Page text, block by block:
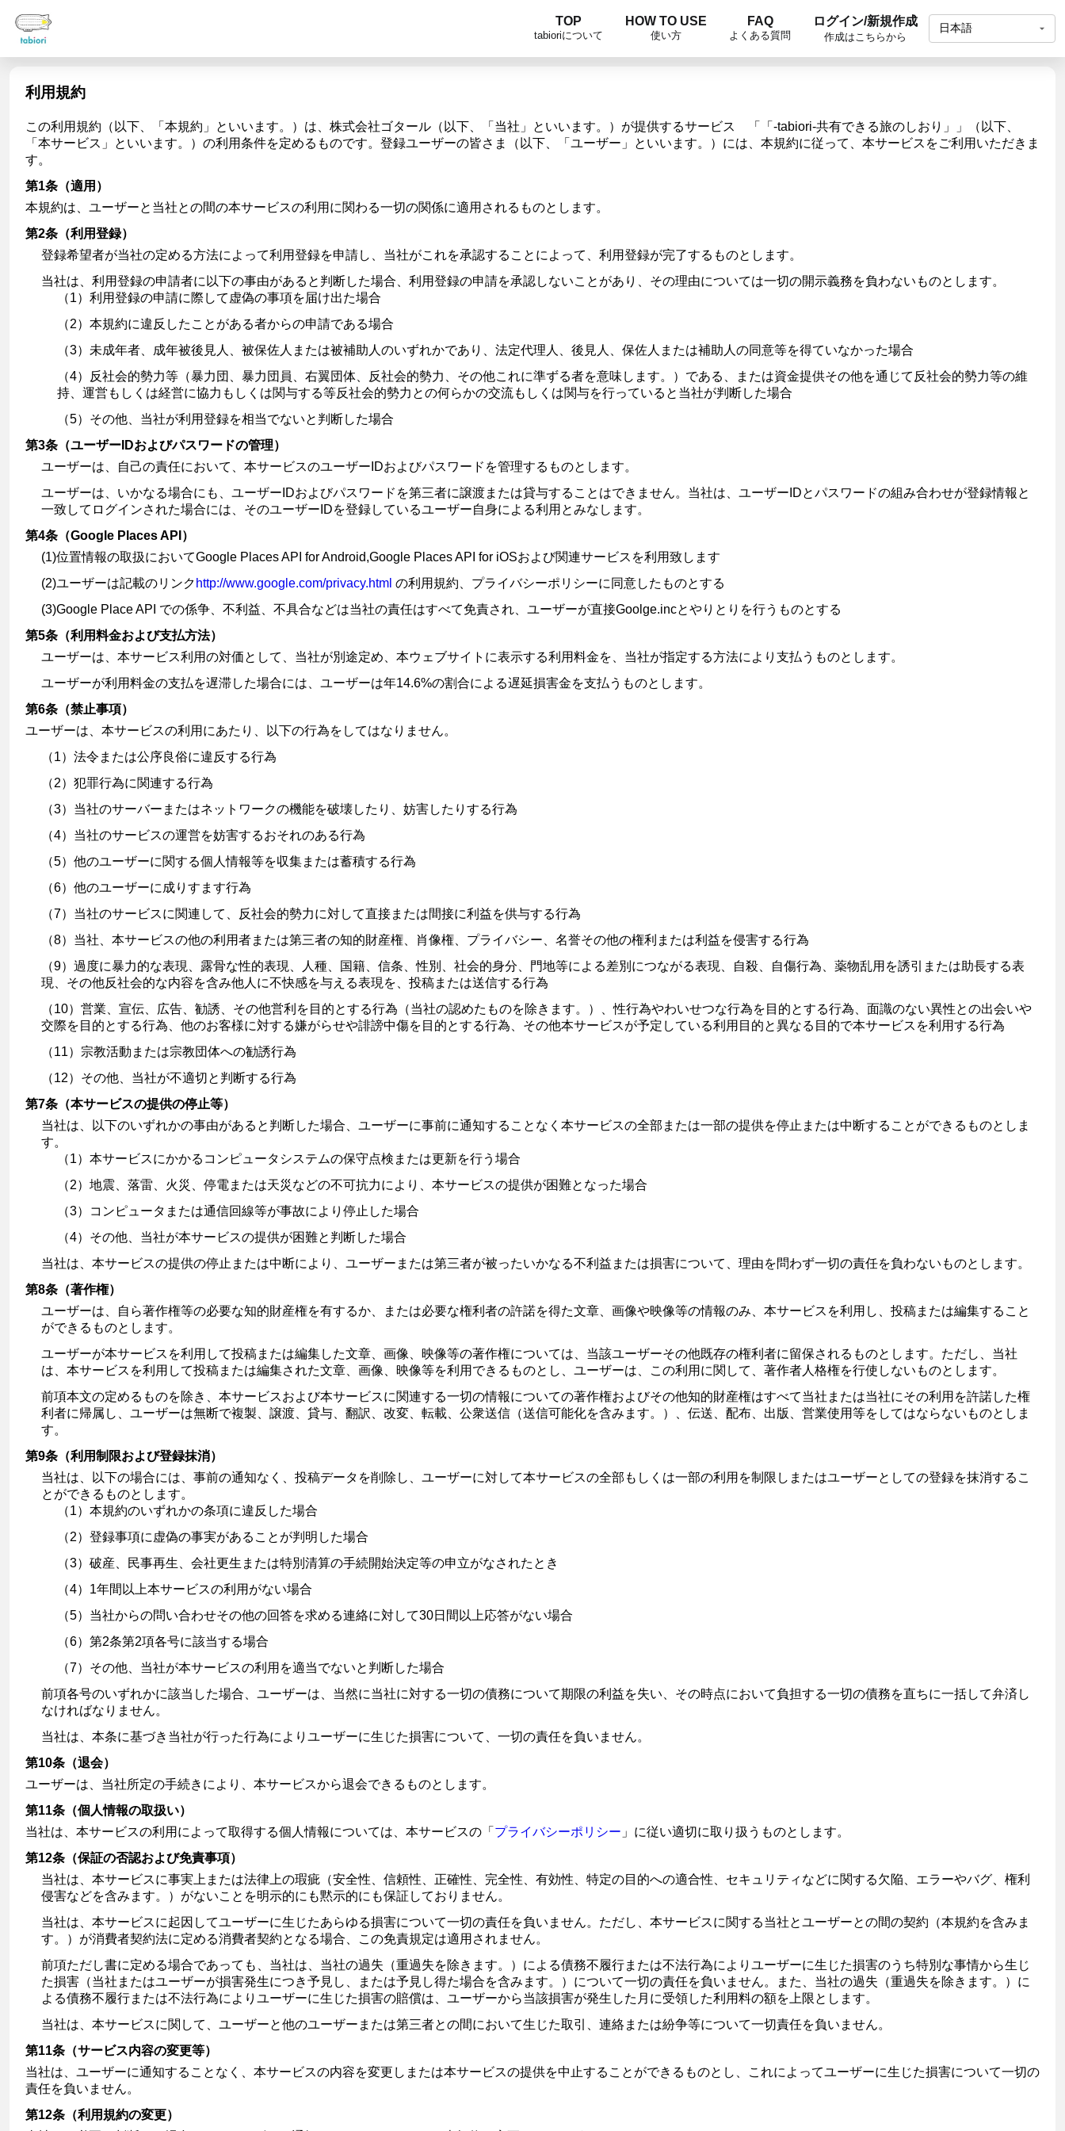
TOP
tabioriについて
HOW TO USE
使い方
FAQ
よくある質問
ログイン/新規作成
作成はこちらから
利用規約
この利用規約（以下、「本規約」といいます。）は、株式会社ゴタール（以下、「当社」といいます。）が提供するサービス 「「-tabiori-共有できる旅のしおり」」（以下、
「本サービス」といいます。）の利用条件を定めるものです。登録ユーザーの皆さま（以下、「ユーザー」といいます。）には、本規約に従って、本サービスをご利用いただきま
す。
第1条（適用）
本規約は、ユーザーと当社との間の本サービスの利用に関わる一切の関係に適用されるものとします。
第2条（利用登録）
登録希望者が当社の定める方法によって利用登録を申請し、当社がこれを承認することによって、利用登録が完了するものとします。
当社は、利用登録の申請者に以下の事由があると判断した場合、利用登録の申請を承認しないことがあり、その理由については一切の開示義務を負わないものとします。
（1）利用登録の申請に際して虚偽の事項を届け出た場合
（2）本規約に違反したことがある者からの申請である場合
（3）未成年者、成年被後見人、被保佐人または被補助人のいずれかであり、法定代理人、後見人、保佐人または補助人の同意等を得ていなかった場合
（4）反社会的勢力等（暴力団、暴力団員、右翼団体、反社会的勢力、その他これに準ずる者を意味します。）である、または資金提供その他を通じて反社会的勢力等の維
持、運営もしくは経営に協力もしくは関与する等反社会的勢力との何らかの交流もしくは関与を行っていると当社が判断した場合
（5）その他、当社が利用登録を相当でないと判断した場合
第3条（ユーザーIDおよびパスワードの管理）
ユーザーは、自己の責任において、本サービスのユーザーIDおよびパスワードを管理するものとします。
ユーザーは、いかなる場合にも、ユーザーIDおよびパスワードを第三者に譲渡または貸与することはできません。当社は、ユーザーIDとパスワードの組み合わせが登録情報と
一致してログインされた場合には、そのユーザーIDを登録しているユーザー自身による利用とみなします。
第4条（Google Places API）
(1)位置情報の取扱においてGoogle Places API for Android,Google Places API for iOSおよび関連サービスを利用致します
(2)ユーザーは記載のリンク http://www.google.com/privacy.html の利用規約、プライバシーポリシーに同意したものとする
(3)Google Place API での係争、不利益、不具合などは当社の責任はすべて免責され、ユーザーが直接Goolge.incとやりとりを行うものとする
第5条（利用料金および支払方法）
ユーザーは、本サービス利用の対価として、当社が別途定め、本ウェブサイトに表示する利用料金を、当社が指定する方法により支払うものとします。
ユーザーが利用料金の支払を遅滞した場合には、ユーザーは年14.6%の割合による遅延損害金を支払うものとします。
第6条（禁止事項）
ユーザーは、本サービスの利用にあたり、以下の行為をしてはなりません。
（1）法令または公序良俗に違反する行為
（2）犯罪行為に関連する行為
（3）当社のサーバーまたはネットワークの機能を破壊したり、妨害したりする行為
（4）当社のサービスの運営を妨害するおそれのある行為
（5）他のユーザーに関する個人情報等を収集または蓄積する行為
（6）他のユーザーに成りすます行為
（7）当社のサービスに関連して、反社会的勢力に対して直接または間接に利益を供与する行為
（8）当社、本サービスの他の利用者または第三者の知的財産権、肖像権、プライバシー、名誉その他の権利または利益を侵害する行為
（9）過度に暴力的な表現、露骨な性的表現、人種、国籍、信条、性別、社会的身分、門地等による差別につながる表現、自殺、自傷行為、薬物乱用を誘引または助長する表
現、その他反社会的な内容を含み他人に不快感を与える表現を、投稿または送信する行為
（10）営業、宣伝、広告、勧誘、その他営利を目的とする行為（当社の認めたものを除きます。）、性行為やわいせつな行為を目的とする行為、面識のない異性との出会いや
交際を目的とする行為、他のお客様に対する嫌がらせや誹謗中傷を目的とする行為、その他本サービスが予定している利用目的と異なる目的で本サービスを利用する行為
（11）宗教活動または宗教団体への勧誘行為
（12）その他、当社が不適切と判断する行為
第7条（本サービスの提供の停止等）
当社は、以下のいずれかの事由があると判断した場合、ユーザーに事前に通知することなく本サービスの全部または一部の提供を停止または中断することができるものとしま
す。
（1）本サービスにかかるコンピュータシステムの保守点検または更新を行う場合
（2）地震、落雷、火災、停電または天災などの不可抗力により、本サービスの提供が困難となった場合
（3）コンピュータまたは通信回線等が事故により停止した場合
（4）その他、当社が本サービスの提供が困難と判断した場合
当社は、本サービスの提供の停止または中断により、ユーザーまたは第三者が被ったいかなる不利益または損害について、理由を問わず一切の責任を負わないものとします。
第8条（著作権）
ユーザーは、自ら著作権等の必要な知的財産権を有するか、または必要な権利者の許諾を得た文章、画像や映像等の情報のみ、本サービスを利用し、投稿または編集すること
ができるものとします。
ユーザーが本サービスを利用して投稿または編集した文章、画像、映像等の著作権については、当該ユーザーその他既存の権利者に留保されるものとします。ただし、当社
は、本サービスを利用して投稿または編集された文章、画像、映像等を利用できるものとし、ユーザーは、この利用に関して、著作者人格権を行使しないものとします。
前項本文の定めるものを除き、本サービスおよび本サービスに関連する一切の情報についての著作権およびその他知的財産権はすべて当社または当社にその利用を許諾した権
利者に帰属し、ユーザーは無断で複製、譲渡、貸与、翻訳、改変、転載、公衆送信（送信可能化を含みます。）、伝送、配布、出版、営業使用等をしてはならないものとしま
す。
第9条（利用制限および登録抹消）
当社は、以下の場合には、事前の通知なく、投稿データを削除し、ユーザーに対して本サービスの全部もしくは一部の利用を制限しまたはユーザーとしての登録を抹消するこ
とができるものとします。
（1）本規約のいずれかの条項に違反した場合
（2）登録事項に虚偽の事実があることが判明した場合
（3）破産、民事再生、会社更生または特別清算の手続開始決定等の申立がなされたとき
（4）1年間以上本サービスの利用がない場合
（5）当社からの問い合わせその他の回答を求める連絡に対して30日間以上応答がない場合
（6）第2条第2項各号に該当する場合
（7）その他、当社が本サービスの利用を適当でないと判断した場合
前項各号のいずれかに該当した場合、ユーザーは、当然に当社に対する一切の債務について期限の利益を失い、その時点において負担する一切の債務を直ちに一括して弁済し
なければなりません。
当社は、本条に基づき当社が行った行為によりユーザーに生じた損害について、一切の責任を負いません。
第10条（退会）
ユーザーは、当社所定の手続きにより、本サービスから退会できるものとします。
第11条（個人情報の取扱い）
当社は、本サービスの利用によって取得する個人情報については、本サービスの「 プライバシーポリシー 」に従い適切に取り扱うものとします。
第12条（保証の否認および免責事項）
当社は、本サービスに事実上または法律上の瑕疵（安全性、信頼性、正確性、完全性、有効性、特定の目的への適合性、セキュリティなどに関する欠陥、エラーやバグ、権利
侵害などを含みます。）がないことを明示的にも黙示的にも保証しておりません。
当社は、本サービスに起因してユーザーに生じたあらゆる損害について一切の責任を負いません。ただし、本サービスに関する当社とユーザーとの間の契約（本規約を含みま
す。）が消費者契約法に定める消費者契約となる場合、この免責規定は適用されません。
前項ただし書に定める場合であっても、当社は、当社の過失（重過失を除きます。）による債務不履行または不法行為によりユーザーに生じた損害のうち特別な事情から生じ
た損害（当社またはユーザーが損害発生につき予見し、または予見し得た場合を含みます。）について一切の責任を負いません。また、当社の過失（重過失を除きます。）に
よる債務不履行または不法行為によりユーザーに生じた損害の賠償は、ユーザーから当該損害が発生した月に受領した利用料の額を上限とします。
当社は、本サービスに関して、ユーザーと他のユーザーまたは第三者との間において生じた取引、連絡または紛争等について一切責任を負いません。
第11条（サービス内容の変更等）
当社は、ユーザーに通知することなく、本サービスの内容を変更しまたは本サービスの提供を中止することができるものとし、これによってユーザーに生じた損害について一切の
責任を負いません。
第12条（利用規約の変更）